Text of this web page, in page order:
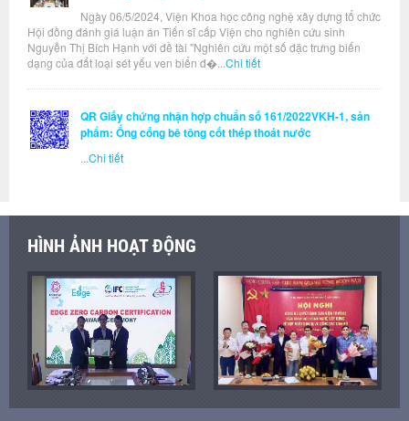
Ngày 06/5/2024, Viện Khoa học công nghệ xây dựng tổ chức
Hội đồng đánh giá luận án Tiến sĩ cấp Viện cho nghiên cứu sinh
Nguyễn Thị Bích Hạnh với đề tài "Nghiên cứu một số đặc trưng biến
dạng của đất loại sét yếu ven biển đ�... Chi tiết
QR Giấy chứng nhận hợp chuẩn số 161/2022VKH-1, sản
phẩm: Ống cống bê tông cốt thép thoát nước
Chi tiết
HÌNH ẢNH HOẠT ĐỘNG